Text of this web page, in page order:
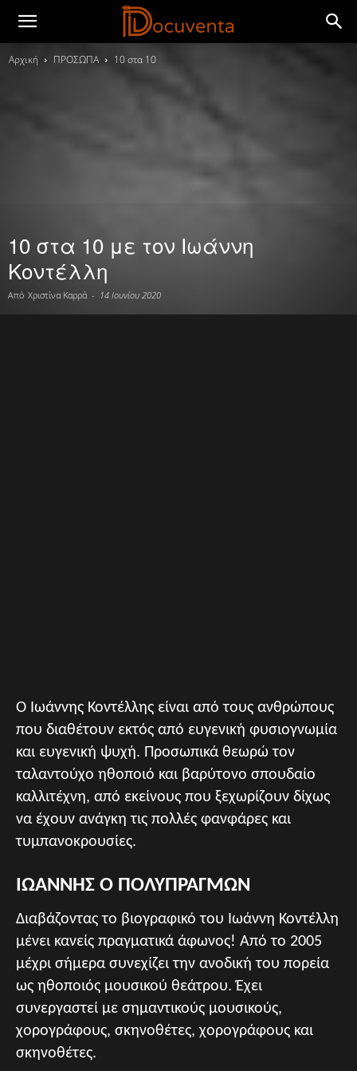
Αρχική ΠΡΟΣΩΠΑ 10 στα 10
10 στα 10 με τον Ιωάννη
Κοντέλλη
Από Χριστίνα Καρρά - 14 Ιουνίου 2020
O Ιωάννης Κοντέλλης είναι από τους ανθρώπους
που διαθέτουν εκτός από ευγενική φυσιογνωμία
και ευγενική ψυχή. Προσωπικά θεωρώ τον
ταλαντούχο ηθοποιό και βαρύτονο σπουδαίο
καλλιτέχνη, από εκείνους που ξεχωρίζουν δίχως
να έχουν ανάγκη τις πολλές φανφάρες και
τυμπανοκρουσίες.
ΙΩΑΝΝΗΣ Ο ΠΟΛΥΠΡΑΓΜΩΝ
Διαβάζοντας το βιογραφικό του Ιωάννη Κοντέλλη
μένει κανείς πραγματικά άφωνος! Από το 2005
μέχρι σήμερα συνεχίζει την ανοδική του πορεία
ως ηθοποιός μουσικού θεάτρου. Έχει
συνεργαστεί με σημαντικούς μουσικούς,
χορογράφους, σκηνοθέτες, χορογράφους και
σκηνοθέτες.